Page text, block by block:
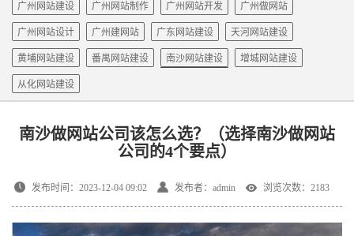
广州网站建设 广州网站制作 广州网站开发 广州做网站
广州网站设计 广州建网站 广东网站建设 天河网站建设
黄埔网站建设 番禺网站建设 南沙网站建设 增城网站建设
从化网站建设
南沙做网站公司该怎么选？（选择南沙做网站
公司的4个要点）
发布时间：2023-12-04 09:02 发布者：admin 浏览次数：2183